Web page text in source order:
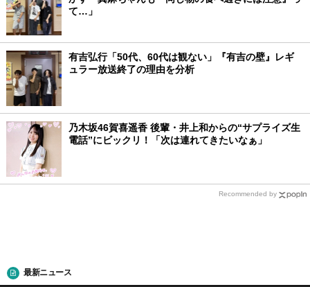
て…」
有吉弘行「50代、60代は観ない」『有吉の壁』レギ
ュラー放送終了の理由を分析
乃木坂46賀喜遥香 後輩・井上和からの“サプライズ生
電話”にビックリ！「次は連れてきたいなぁ」
Recommended by
最新ニュース